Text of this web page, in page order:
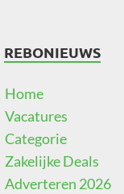
REBONIEUWS
Home
Vacatures
Categorie
Zakelijke Deals
Adverteren 2026